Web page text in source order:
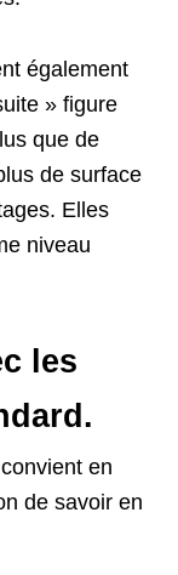
également
» figure
que de
de surface
Elles
niveau
les
en
de savoir en